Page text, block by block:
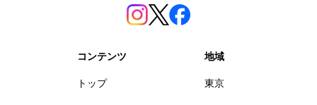
コンテンツ
トップ
地域
東京